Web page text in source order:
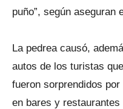
puño”, según aseguran
La pedrea causó,
autos de los turistas
fueron sorprendidos
en bares y